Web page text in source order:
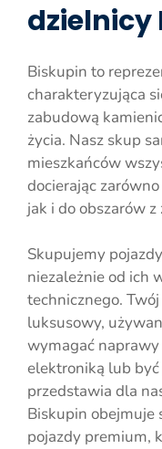
dzielnicy
Biskupin to
charakteryzująca
zabudową
życia. Nasz skup
mieszkańców
docierając
jak i do obszarów
Skupujemy
niezależnie od ich
technicznego.
luksusowy,
wymagać
elektroniką lub
przedstawia dla
Biskupin obejmuje
pojazdy premium,